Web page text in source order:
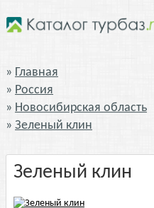
Главная
Россия
Новосибирская область
Зеленый клин
Зеленый клин